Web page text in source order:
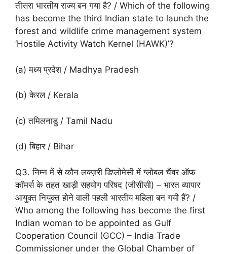
तीसरा भारतीय राज्य बन गया है? / Which of the following
has become the third Indian state to launch the
forest and wildlife crime management system
‘Hostile Activity Watch Kernel (HAWK)’?
(a) मध्य प्रदेश / Madhya Pradesh
(b) केरल / Kerala
(c) तमिलनाडु / Tamil Nadu
(d) बिहार / Bihar
Q3. निम्न में से कौन लक्ज़री डिप्लोमेसी में ग्लोबल चैंबर ऑफ
कॉमर्स के तहत खाड़ी सहयोग परिषद (जीसीसी) – भारत व्यापार
आयुक्त नियुक्त होने वाली पहली भारतीय महिला बन गयी हैं? /
Who among the following has become the first
Indian woman to be appointed as Gulf
Cooperation Council (GCC) – India Trade
Commissioner under the Global Chamber of